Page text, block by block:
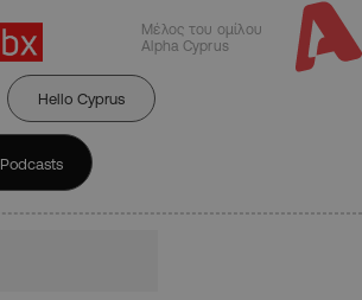
Μέλος του ομίλου
Alpha Cyprus
Hello Cyprus
Podcasts